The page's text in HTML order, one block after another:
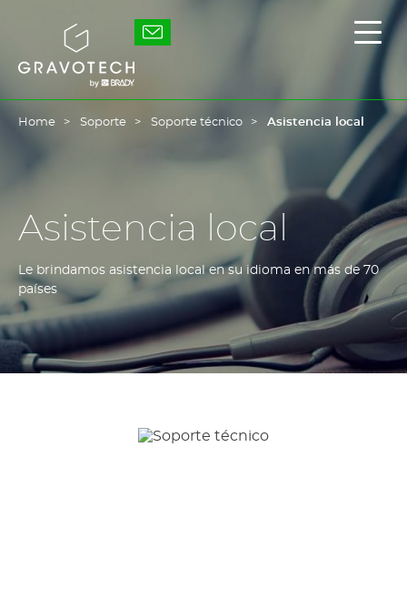
Gravotech
Home Soporte Soporte técnico Asistencia local
Asistencia local
Le brindamos asistencia local en su idioma en más de 70
países